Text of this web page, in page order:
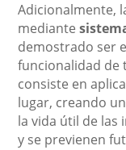
Adicionalmente,
mediante
demostrado ser
funcionalidad de
consiste en
lugar, creando
la vida útil de las
y se previenen